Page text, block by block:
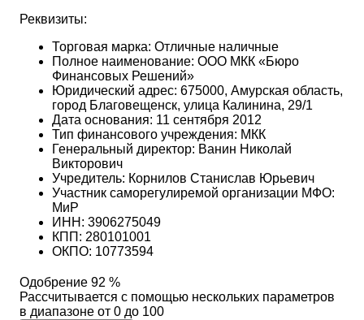
Реквизиты:
Торговая марка: Отличные наличные
Полное наименование: ООО МКК «Бюро
Финансовых Решений»
Юридический адрес: 675000, Амурская область,
город Благовещенск, улица Калинина, 29/1
Дата основания: 11 сентября 2012
Тип финансового учреждения: МКК
Генеральный директор: Ванин Николай
Викторович
Учредитель: Корнилов Станислав Юрьевич
Участник саморегулиремой организации МФО:
МиР
ИНН: 3906275049
КПП: 280101001
ОКПО: 10773594
Одобрение 92 %
Рассчитывается с помощью нескольких параметров
в диапазоне от 0 до 100